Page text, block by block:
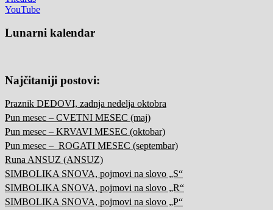
YouTube
Lunarni kalendar
Najčitaniji postovi:
Praznik DEDOVI, zadnja nedelja oktobra
Pun mesec – CVETNI MESEC (maj)
Pun mesec – KRVAVI MESEC (oktobar)
Pun mesec – ROGATI MESEC (septembar)
Runa ANSUZ (ANSUZ)
SIMBOLIKA SNOVA, pojmovi na slovo „S“
SIMBOLIKA SNOVA, pojmovi na slovo „R“
SIMBOLIKA SNOVA, pojmovi na slovo „P“